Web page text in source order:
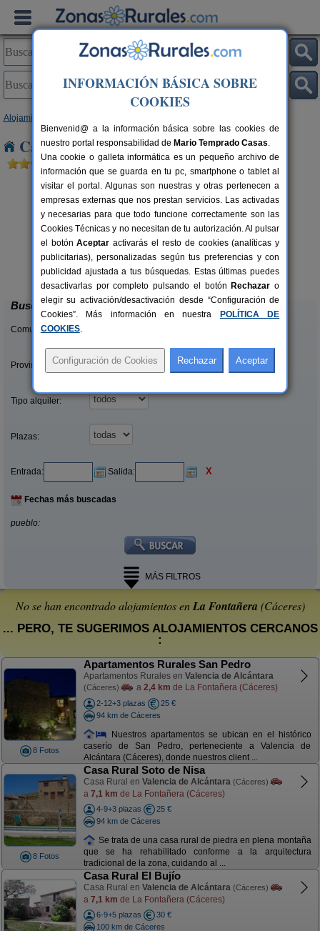
Alojamientos
Casas Rurales cerca de La Fontañera
2+1 pers.
desde33 €
La Cabaña Romántica del Llano
La Aceña de la Borrega (Cáceres)
Buscar
Comunidades:
Provincias/Islas:
Tipo alquiler:
Plazas:
Entrada: Salida: X
Fechas más buscadas
pueblo:
MÁS FILTROS
No se han encontrado alojamientos enLa Fontañera (Cáceres)
... PERO, TE SUGERIMOS ALOJAMIENTOS CERCANOS
:
8 Fotos
Apartamentos Rurales San Pedro
Apartamentos Rurales en Valencia de Alcántara
(Cáceres) a 2,4 km de La Fontañera (Cáceres)
2-12+3 plazas
25 €
94 km de Cáceres
Nuestros apartamentos se ubican en el histórico
caserío de San Pedro, perteneciente a Valencia de
Alcántara (Cáceres), donde nuestros client ...
8 Fotos
Casa Rural Soto de Nisa
Casa Rural en Valencia de Alcántara (Cáceres)
a 7,1 km de La Fontañera (Cáceres)
4-9+3 plazas
25 €
94 km de Cáceres
Se trata de una casa rural de piedra en plena montaña
que se ha rehabilitado conforme a la arquitectura
tradicional de la zona, cuidando al ...
Casa Rural El Bujío
Casa Rural en Valencia de Alcántara (Cáceres)
a 7,1 km de La Fontañera (Cáceres)
6-9+5 plazas
30 €
100 km de Cáceres
INFORMACIÓN BÁSICA SOBRE
COOKIES
Bienvenid@ a la información básica sobre las cookies de
nuestro portal responsabilidad de Mario Temprado Casas.
Una cookie o galleta informática es un pequeño archivo de
información que se guarda en tu pc, smartphone o tablet al
visitar el portal. Algunas son nuestras y otras pertenecen a
empresas externas que nos prestan servicios. Las activadas
y necesarias para que todo funcione correctamente son las
Cookies Técnicas y no necesitan de tu autorización. Al pulsar
el botónAceptar activarás el resto de cookies (analíticas y
publicitarias), personalizadas según tus preferencias y con
publicidad ajustada a tus búsquedas. Estas últimas puedes
desactivarlas por completo pulsando el botón Rechazar o
elegir su activación/desactivación desde “Configuración de
Cookies”. Más información en nuestra
POLÍTICA DE
COOKIES.